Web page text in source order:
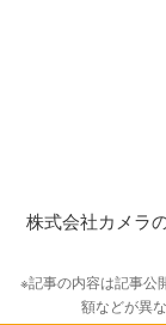
株式会社カメラ
※記事の内容は記事公
額などが異